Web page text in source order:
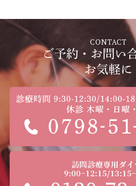
CONTACT
ご予約・お問い
お気軽に